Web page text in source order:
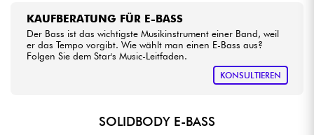
KAUFBERATUNG FÜR E-BASS
Der Bass ist das wichtigste Musikinstrument einer Band, weil
er das Tempo vorgibt. Wie wählt man einen E-Bass aus?
Folgen Sie dem Star's Music-Leitfaden.
KONSULTIEREN
SOLIDBODY E-BASS